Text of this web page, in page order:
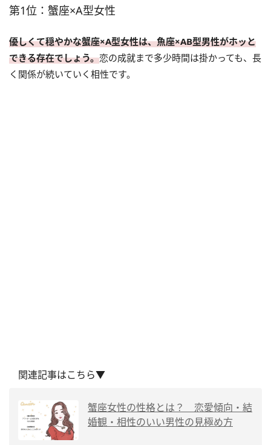
第1位：蟹座×A型女性
優しくて穏やかな蟹座×A型女性は、魚座×AB型男性がホッと
できる存在でしょう。恋の成就まで多少時間は掛かっても、長
く関係が続いていく相性です。
関連記事はこちら▼
蟹座女性の性格とは？ 恋愛傾向・結
婚観・相性のいい男性の見極め方